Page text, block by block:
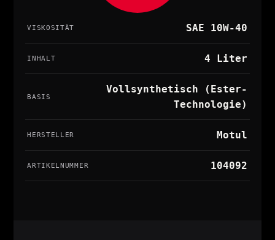
VISKOSITÄT SAE 10W-40
INHALT 4 Liter
BASIS
Vollsynthetisch (Ester-
Technologie)
HERSTELLER Motul
ARTIKELNUMMER 104092